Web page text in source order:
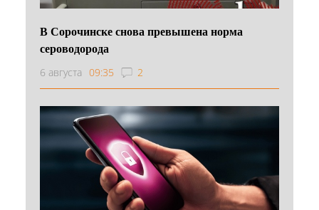
В Сорочинске снова превышена норма
сероводорода
6 августа 09:35 2